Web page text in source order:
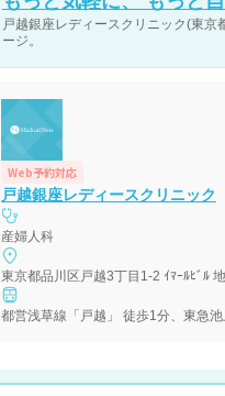
戸越銀座レディースクリニック(東京
ージ。
Web予約対応
戸越銀座レディースクリニック
産婦人科
東京都品川区戸越3丁目1-2 ｲﾏｰﾙﾋﾞﾙ
都営浅草線「戸越」 徒歩1分、東急